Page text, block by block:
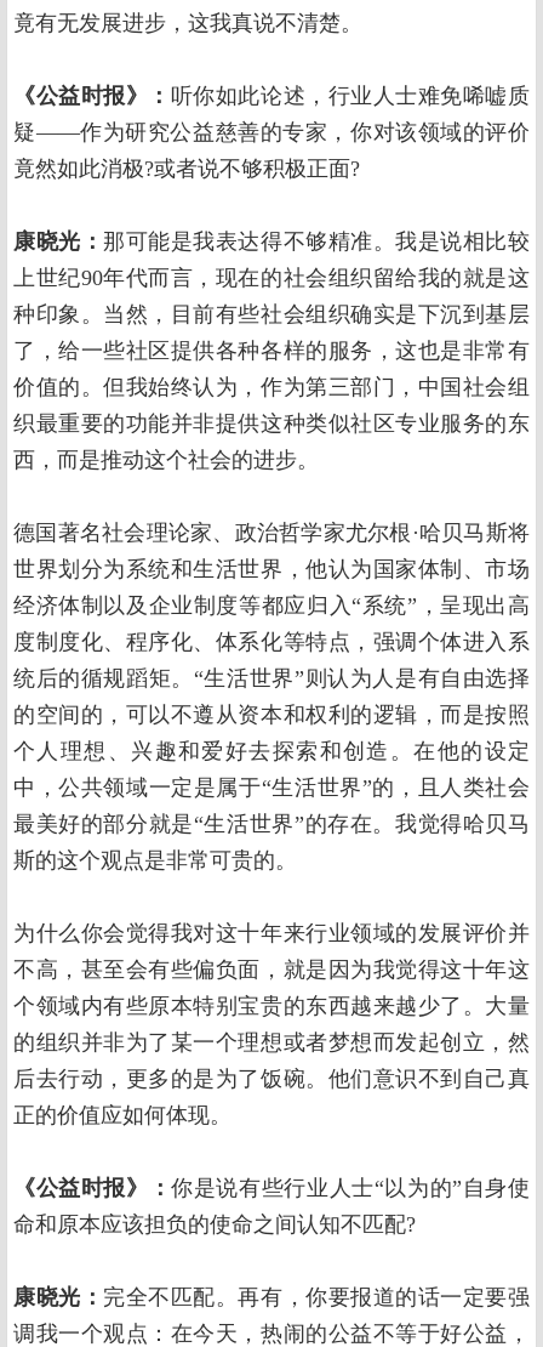
竟有无发展进步，这我真说不清楚。
《公益时报》： 听你如此论述，行业人士难免唏嘘质
疑——作为研究公益慈善的专家，你对该领域的评价
竟然如此消极?或者说不够积极正面?
康晓光：那可能是我表达得不够精准。我是说相比较
上世纪90年代而言，现在的社会组织留给我的就是这
种印象。当然，目前有些社会组织确实是下沉到基层
了，给一些社区提供各种各样的服务，这也是非常有
价值的。但我始终认为，作为第三部门，中国社会组
织最重要的功能并非提供这种类似社区专业服务的东
西，而是推动这个社会的进步。
德国著名社会理论家、政治哲学家尤尔根·哈贝马斯将
世界划分为系统和生活世界，他认为国家体制、市场
经济体制以及企业制度等都应归入“系统”，呈现出高
度制度化、程序化、体系化等特点，强调个体进入系
统后的循规蹈矩。“生活世界”则认为人是有自由选择
的空间的，可以不遵从资本和权利的逻辑，而是按照
个人理想、兴趣和爱好去探索和创造。在他的设定
中，公共领域一定是属于“生活世界”的，且人类社会
最美好的部分就是“生活世界”的存在。我觉得哈贝马
斯的这个观点是非常可贵的。
为什么你会觉得我对这十年来行业领域的发展评价并
不高，甚至会有些偏负面，就是因为我觉得这十年这
个领域内有些原本特别宝贵的东西越来越少了。大量
的组织并非为了某一个理想或者梦想而发起创立，然
后去行动，更多的是为了饭碗。他们意识不到自己真
正的价值应如何体现。
《公益时报》：你是说有些行业人士“以为的”自身使
命和原本应该担负的使命之间认知不匹配?
康晓光： 完全不匹配。再有，你要报道的话一定要强
调我一个观点：在今天，热闹的公益不等于好公益，